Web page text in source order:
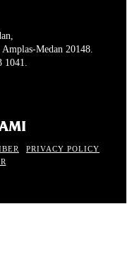
Medan 20148.
1041.
PRIVACY POLICY